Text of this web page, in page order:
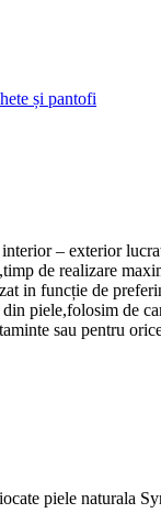
și pantofi
– exterior
de realizare
in funcție de
piele,folosim de
sau pentru
piele naturala